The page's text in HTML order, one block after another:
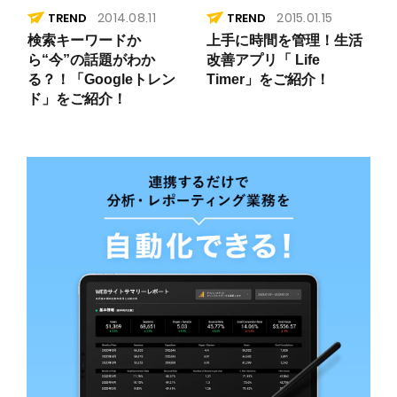
TREND 2014.08.11
検索キーワードか
ら“今”の話題がわか
る？！「Googleトレン
ド」をご紹介！
TREND 2015.01.15
上手に時間を管理！生活
改善アプリ「 Life
Timer」をご紹介！